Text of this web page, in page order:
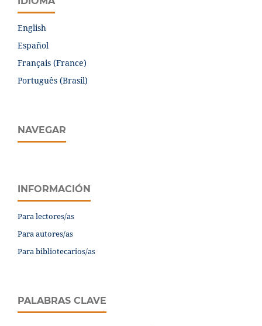
English
Español
Français (France)
Português (Brasil)
NAVEGAR
INFORMACIÓN
Para lectores/as
Para autores/as
Para bibliotecarios/as
PALABRAS CLAVE